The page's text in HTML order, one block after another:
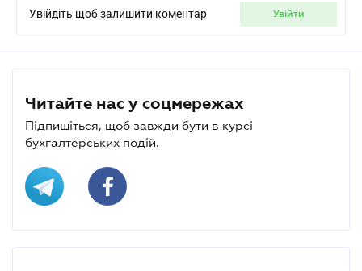
Увійдіть щоб залишити коментар увійти
Читайте нас у соцмережах
Підпишіться, щоб завжди бути в курсі
бухгалтерських подій.